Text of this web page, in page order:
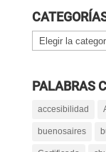
Categorías
PALABRAS
accesibilidad
buenosaires